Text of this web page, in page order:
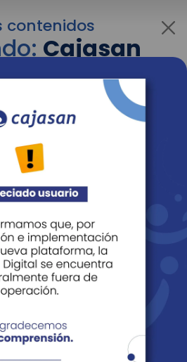
contenidos
Cajasan
de tu interés más
el menú